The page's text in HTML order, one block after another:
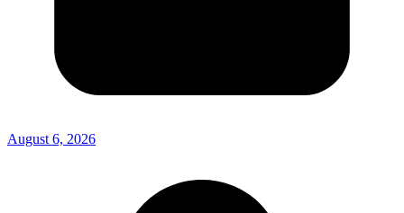
August 6, 2026